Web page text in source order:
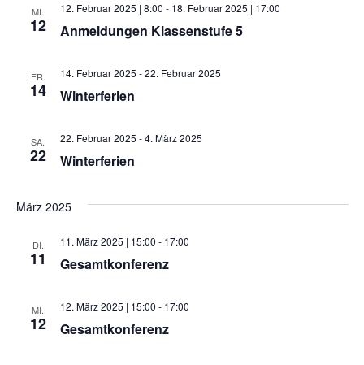
MI.
12 Anmeldungen Klassenstufe 5
12. Februar 2025 | 8:00 - 18. Februar 2025 | 17:00
FR.
14 Winterferien
14. Februar 2025 -22. Februar 2025
SA.
22 Winterferien
22. Februar 2025 -4. März 2025
März 2025
DI.
11 Gesamtkonferenz
11. März 2025 | 15:00 - 17:00
MI.
12 Gesamtkonferenz
12. März 2025 | 15:00 - 17:00